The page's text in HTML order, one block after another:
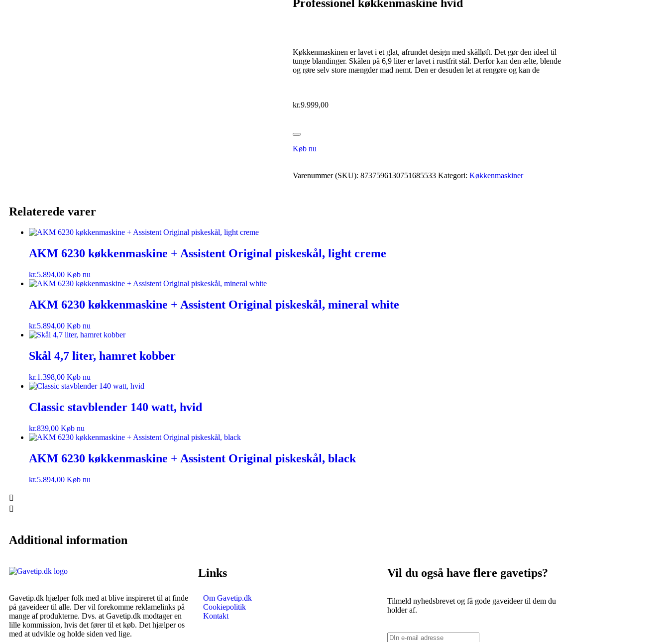
Professionel køkkenmaskine hvid
Køkkenmaskinen er lavet i et glat, afrundet design med skålløft. Det gør den ideel til
tunge blandinger. Skålen på 6,9 liter er lavet i rustfrit stål. Derfor kan den ælte, blende
og røre selv store mængder mad nemt. Den er desuden let at rengøre og kan de
kr.9.999,00
Køb nu
Varenummer (SKU): 8737596130751685533 Kategori: Køkkenmaskiner
Relaterede varer
AKM 6230 køkkenmaskine + Assistent Original piskeskål, light creme
kr.5.894,00 Køb nu
AKM 6230 køkkenmaskine + Assistent Original piskeskål, mineral white
kr.5.894,00 Køb nu
Skål 4,7 liter, hamret kobber
kr.1.398,00 Køb nu
Classic stavblender 140 watt, hvid
kr.839,00 Køb nu
AKM 6230 køkkenmaskine + Assistent Original piskeskål, black
kr.5.894,00 Køb nu
Additional information
Gavetip.dk hjælper folk med at blive inspireret til at finde
på gaveideer til alle. Der vil forekomme reklamelinks på
mange af produkterne. Dvs. at Gavetip.dk modtager en
lille kommission, hvis det fører til et køb. Det hjælper os
med at udvikle og holde siden ved lige.
Links
Om Gavetip.dk
Cookiepolitik
Kontakt
Vil du også have flere gavetips?
Tilmeld nyhedsbrevet og få gode gaveideer til dem du
holder af.